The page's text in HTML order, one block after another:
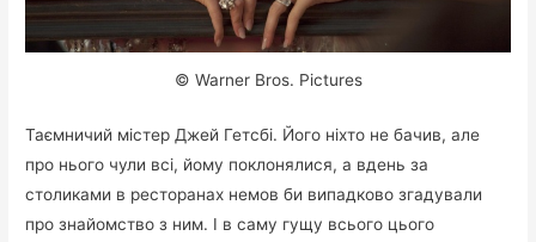
© Warner Bros. Pictures
Таємничий містер Джей Гетсбі. Його ніхто не бачив, але
про нього чули всі, йому поклонялися, а вдень за
столиками в ресторанах немов би випадково згадували
про знайомство з ним. І в саму гущу всього цього